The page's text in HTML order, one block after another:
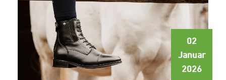
02
Januar
2026